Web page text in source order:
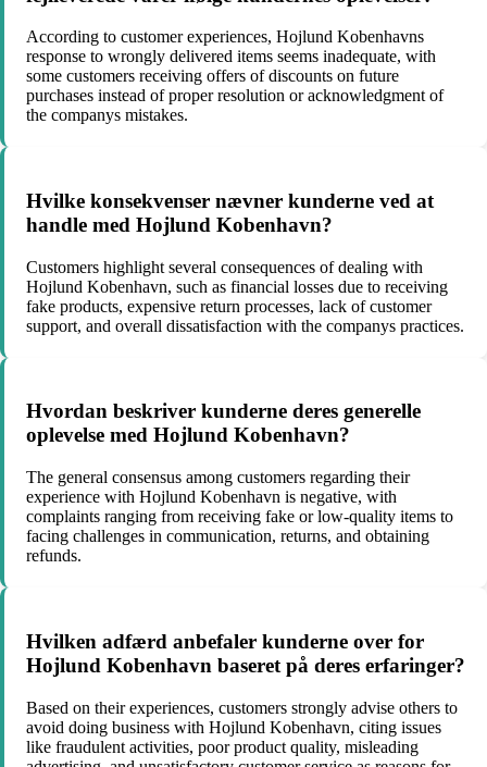
According to customer experiences, Hojlund Kobenhavns
response to wrongly delivered items seems inadequate, with
some customers receiving offers of discounts on future
purchases instead of proper resolution or acknowledgment of
the companys mistakes.
Hvilke konsekvenser nævner kunderne ved at
handle med Hojlund Kobenhavn?
Customers highlight several consequences of dealing with
Hojlund Kobenhavn, such as financial losses due to receiving
fake products, expensive return processes, lack of customer
support, and overall dissatisfaction with the companys practices.
Hvordan beskriver kunderne deres generelle
oplevelse med Hojlund Kobenhavn?
The general consensus among customers regarding their
experience with Hojlund Kobenhavn is negative, with
complaints ranging from receiving fake or low-quality items to
facing challenges in communication, returns, and obtaining
refunds.
Hvilken adfærd anbefaler kunderne over for
Hojlund Kobenhavn baseret på deres erfaringer?
Based on their experiences, customers strongly advise others to
avoid doing business with Hojlund Kobenhavn, citing issues
like fraudulent activities, poor product quality, misleading